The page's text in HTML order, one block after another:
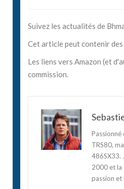
Suivez les actualités de
Cet article peut contenir
Les liens vers Amazon (et
commission.
TRS80,
486SX33.
2000 et la
passion et